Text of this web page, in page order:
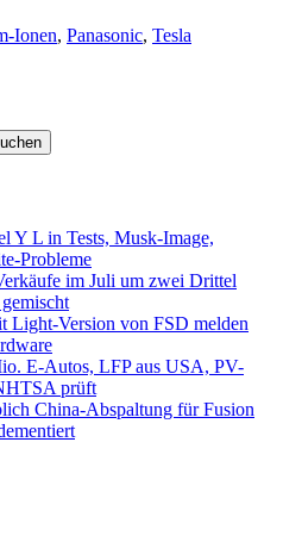
Ionen, Panasonic, Tesla
Y L in Tests, Musk-Image,
Probleme
im Juli um zwei Drittel
Light-Version von FSD melden
E-Autos, LFP aus USA, PV-
prüft
China-Abspaltung für Fusion